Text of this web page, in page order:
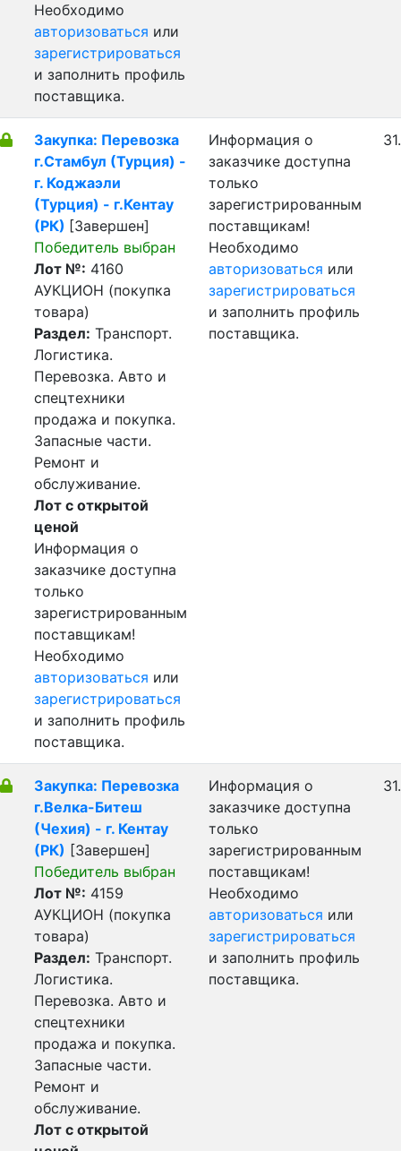
Необходимо
авторизоваться или
зарегистрироваться
и заполнить профиль
поставщика.
Закупка: Перевозка
г.Стамбул (Турция) -
г. Коджаэли
(Турция) - г.Кентау
(РК) [Завершен]
Победитель выбран
Лот №: 4160
АУКЦИОН (покупка
товара)
Раздел: Транспорт.
Логистика.
Перевозка. Авто и
спецтехники
продажа и покупка.
Запасные части.
Ремонт и
обслуживание.
Лот с открытой
ценой
Информация о
заказчике доступна
только
зарегистрированным
поставщикам!
Необходимо
авторизоваться или
зарегистрироваться
и заполнить профиль
поставщика.
Информация о
заказчике доступна
только
зарегистрированным
поставщикам!
Необходимо
авторизоваться или
зарегистрироваться
и заполнить профиль
поставщика.
Закупка: Перевозка
г.Велка-Битеш
(Чехия) - г. Кентау
(РК) [Завершен]
Победитель выбран
Лот №: 4159
АУКЦИОН (покупка
товара)
Раздел: Транспорт.
Логистика.
Перевозка. Авто и
спецтехники
продажа и покупка.
Запасные части.
Ремонт и
обслуживание.
Лот с открытой
Информация о
заказчике доступна
только
зарегистрированным
поставщикам!
Необходимо
авторизоваться или
зарегистрироваться
и заполнить профиль
поставщика.